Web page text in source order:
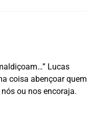
Lucas
coisa abençoar quem
ou nos encoraja.